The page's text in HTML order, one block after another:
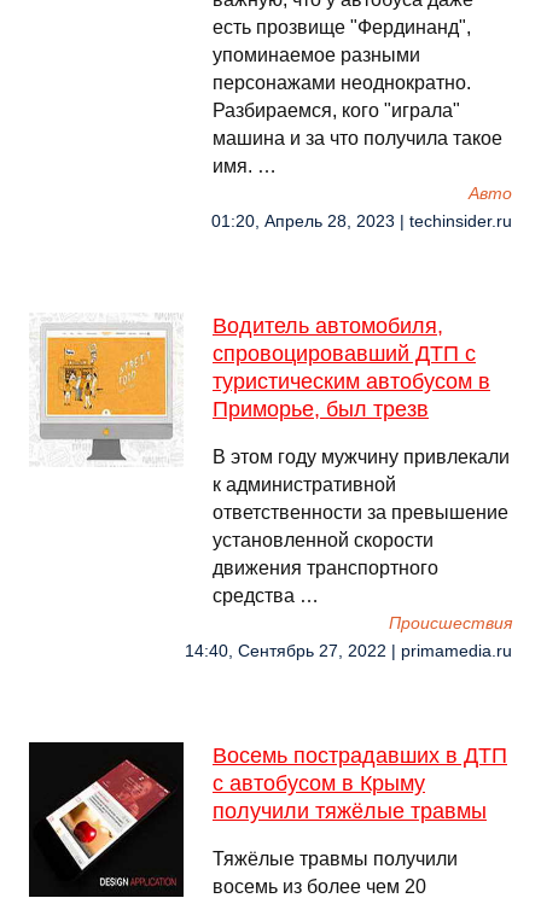
есть прозвище "Фердинанд",
упоминаемое разными
персонажами неоднократно.
Разбираемся, кого "играла"
машина и за что получила такое
имя. …
Авто
01:20, Апрель 28, 2023 | techinsider.ru
Водитель автомобиля,
спровоцировавший ДТП с
туристическим автобусом в
Приморье, был трезв
В этом году мужчину привлекали
к административной
ответственности за превышение
установленной скорости
движения транспортного
средства …
Происшествия
14:40, Сентябрь 27, 2022 | primamedia.ru
Восемь пострадавших в ДТП
с автобусом в Крыму
получили тяжёлые травмы
Тяжёлые травмы получили
восемь из более чем 20